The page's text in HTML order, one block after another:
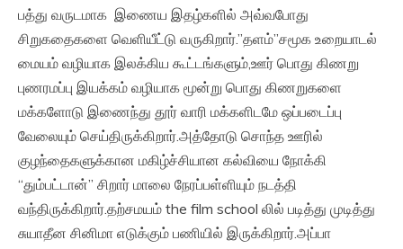
பத்து வருடமாக இணைய இதழ்களில் அவ்வபோது
சிறுகதைகளை வெளியீட்டு வருகிறார்.”தளம்”சமூக உறையாடல்
மையம் வழியாக இலக்கிய கூட்டங்களும்,ஊர் பொது கிணறு
புணரமப்பு இயக்கம் வழியாக மூன்று பொது கிணறுகளை
மக்களோடு இணைந்து தூர் வாரி மக்களிடமே ஒப்படைப்பு
வேலையும் செய்திருக்கிறார்.அத்தோடு சொந்த ஊரில்
குழந்தைகளுக்கான மகிழ்ச்சியான கல்வியை நோக்கி
“தும்பட்டான்” சிறார் மாலை நேரப்பள்ளியும் நடத்தி
வந்திருக்கிறார்.தற்சமயம் the film school லில் படித்து முடித்து
சுயாதீன சினிமா எடுக்கும் பணியில் இருக்கிறார்.அப்பா